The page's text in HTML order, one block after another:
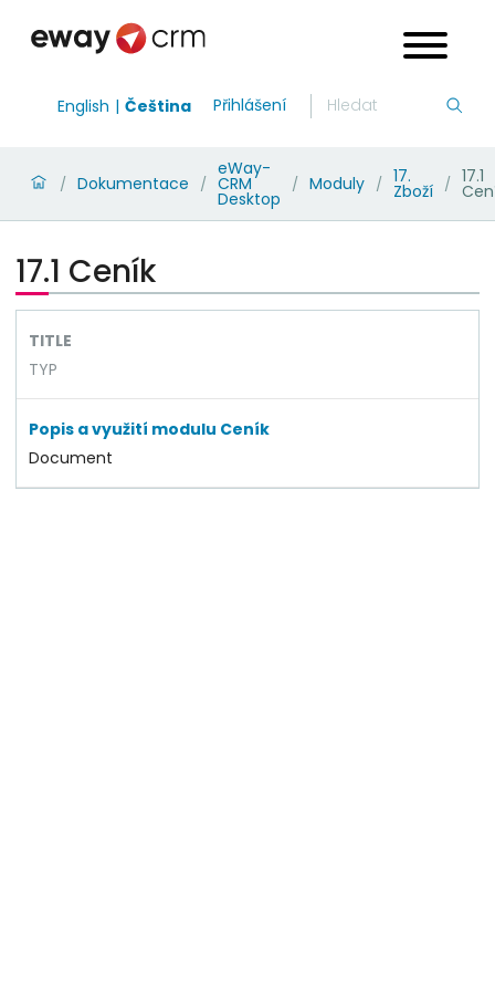
English Čeština Přihlášení
/ Dokumentace /
eWay-
CRM
Desktop
/ Moduly / 17.
Zboží / 17.1
17.1 Ceník
TITLE
TYP
Popis a využití modulu Ceník
Document